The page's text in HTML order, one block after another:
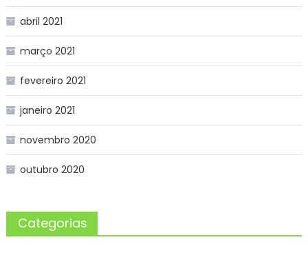
abril 2021
março 2021
fevereiro 2021
janeiro 2021
novembro 2020
outubro 2020
Categorias